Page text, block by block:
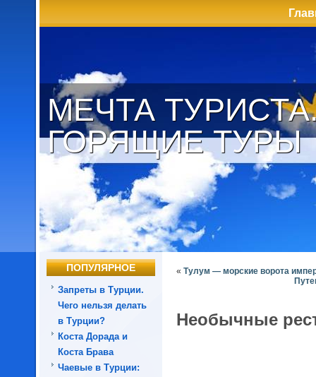
МЕЧТА
ГОРЯЩИЕ ТУРЫ
ПОПУЛЯРНОЕ
Запреты в Турции.
Чего нельзя делать
в Турции?
Коста Дорада и
Коста Брава
Чаевые в Турции:
« Тулум — морские ворота
Необычные